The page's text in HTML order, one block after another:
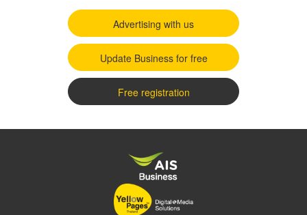
Advertising with us
Update Business for free
Free registration